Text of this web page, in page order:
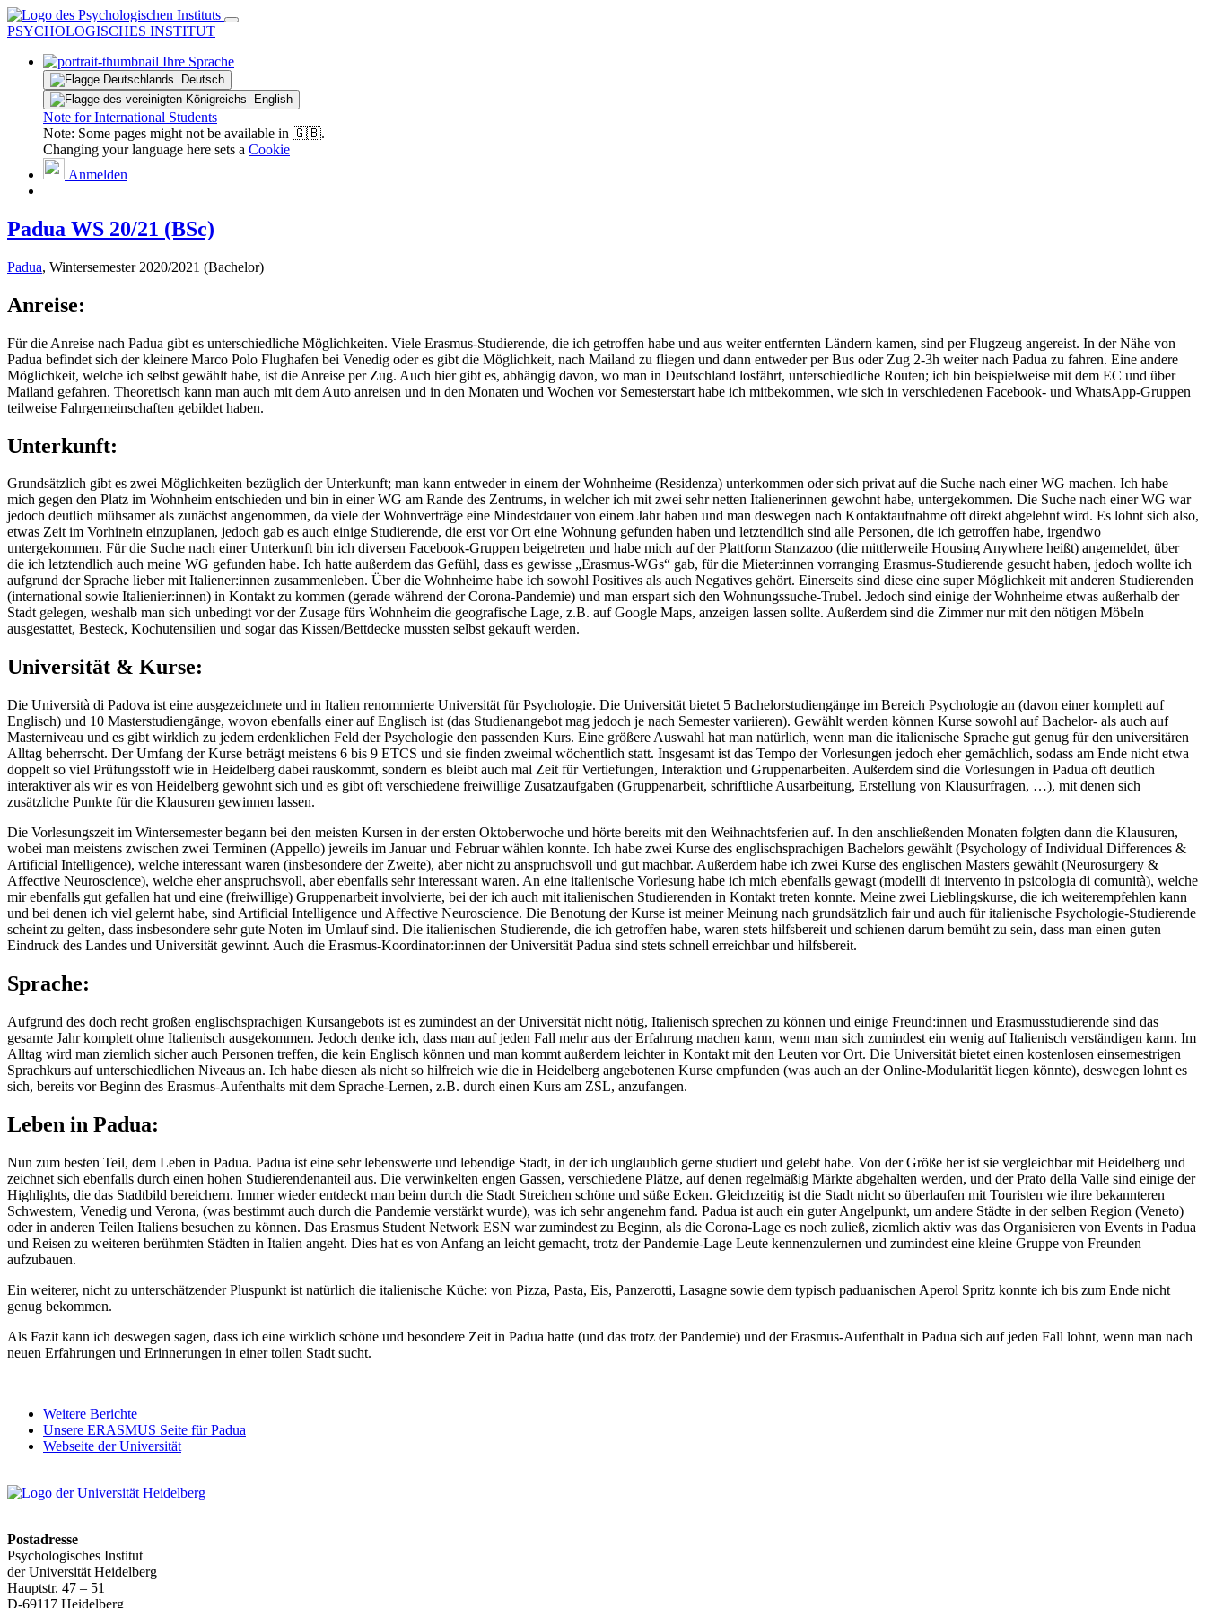
PSYCHOLOGISCHES INSTITUT
Ihre Sprache
Deutsch
English
Note for International Students
Note: Some pages might not be available in 🇬🇧.
Changing your language here sets a Cookie
Anmelden
Padua WS 20/21 (BSc)
Padua, Wintersemester 2020/2021 (Bachelor)
Anreise:
Für die Anreise nach Padua gibt es unterschiedliche Möglichkeiten. Viele Erasmus-Studierende, die ich getroffen habe und aus weiter entfernten Ländern kamen, sind per Flugzeug angereist. In der Nähe von
Padua befindet sich der kleinere Marco Polo Flughafen bei Venedig oder es gibt die Möglichkeit, nach Mailand zu fliegen und dann entweder per Bus oder Zug 2-3h weiter nach Padua zu fahren. Eine andere
Möglichkeit, welche ich selbst gewählt habe, ist die Anreise per Zug. Auch hier gibt es, abhängig davon, wo man in Deutschland losfährt, unterschiedliche Routen; ich bin beispielweise mit dem EC und über
Mailand gefahren. Theoretisch kann man auch mit dem Auto anreisen und in den Monaten und Wochen vor Semesterstart habe ich mitbekommen, wie sich in verschiedenen Facebook- und WhatsApp-Gruppen
teilweise Fahrgemeinschaften gebildet haben.
Unterkunft:
Grundsätzlich gibt es zwei Möglichkeiten bezüglich der Unterkunft; man kann entweder in einem der Wohnheime (Residenza) unterkommen oder sich privat auf die Suche nach einer WG machen. Ich habe
mich gegen den Platz im Wohnheim entschieden und bin in einer WG am Rande des Zentrums, in welcher ich mit zwei sehr netten Italienerinnen gewohnt habe, untergekommen. Die Suche nach einer WG war
jedoch deutlich mühsamer als zunächst angenommen, da viele der Wohnverträge eine Mindestdauer von einem Jahr haben und man deswegen nach Kontaktaufnahme oft direkt abgelehnt wird. Es lohnt sich also,
etwas Zeit im Vorhinein einzuplanen, jedoch gab es auch einige Studierende, die erst vor Ort eine Wohnung gefunden haben und letztendlich sind alle Personen, die ich getroffen habe, irgendwo
untergekommen. Für die Suche nach einer Unterkunft bin ich diversen Facebook-Gruppen beigetreten und habe mich auf der Plattform Stanzazoo (die mittlerweile Housing Anywhere heißt) angemeldet, über
die ich letztendlich auch meine WG gefunden habe. Ich hatte außerdem das Gefühl, dass es gewisse „Erasmus-WGs“ gab, für die Mieter:innen vorranging Erasmus-Studierende gesucht haben, jedoch wollte ich
aufgrund der Sprache lieber mit Italiener:innen zusammenleben. Über die Wohnheime habe ich sowohl Positives als auch Negatives gehört. Einerseits sind diese eine super Möglichkeit mit anderen Studierenden
(international sowie Italienier:innen) in Kontakt zu kommen (gerade während der Corona-Pandemie) und man erspart sich den Wohnungssuche-Trubel. Jedoch sind einige der Wohnheime etwas außerhalb der
Stadt gelegen, weshalb man sich unbedingt vor der Zusage fürs Wohnheim die geografische Lage, z.B. auf Google Maps, anzeigen lassen sollte. Außerdem sind die Zimmer nur mit den nötigen Möbeln
ausgestattet, Besteck, Kochutensilien und sogar das Kissen/Bettdecke mussten selbst gekauft werden.
Universität & Kurse:
Die Università di Padova ist eine ausgezeichnete und in Italien renommierte Universität für Psychologie. Die Universität bietet 5 Bachelorstudiengänge im Bereich Psychologie an (davon einer komplett auf
Englisch) und 10 Masterstudiengänge, wovon ebenfalls einer auf Englisch ist (das Studienangebot mag jedoch je nach Semester variieren). Gewählt werden können Kurse sowohl auf Bachelor- als auch auf
Masterniveau und es gibt wirklich zu jedem erdenklichen Feld der Psychologie den passenden Kurs. Eine größere Auswahl hat man natürlich, wenn man die italienische Sprache gut genug für den universitären
Alltag beherrscht. Der Umfang der Kurse beträgt meistens 6 bis 9 ETCS und sie finden zweimal wöchentlich statt. Insgesamt ist das Tempo der Vorlesungen jedoch eher gemächlich, sodass am Ende nicht etwa
doppelt so viel Prüfungsstoff wie in Heidelberg dabei rauskommt, sondern es bleibt auch mal Zeit für Vertiefungen, Interaktion und Gruppenarbeiten. Außerdem sind die Vorlesungen in Padua oft deutlich
interaktiver als wir es von Heidelberg gewohnt sich und es gibt oft verschiedene freiwillige Zusatzaufgaben (Gruppenarbeit, schriftliche Ausarbeitung, Erstellung von Klausurfragen, …), mit denen sich
zusätzliche Punkte für die Klausuren gewinnen lassen.
Die Vorlesungszeit im Wintersemester begann bei den meisten Kursen in der ersten Oktoberwoche und hörte bereits mit den Weihnachtsferien auf. In den anschließenden Monaten folgten dann die Klausuren,
wobei man meistens zwischen zwei Terminen (Appello) jeweils im Januar und Februar wählen konnte. Ich habe zwei Kurse des englischsprachigen Bachelors gewählt (Psychology of Individual Differences &
Artificial Intelligence), welche interessant waren (insbesondere der Zweite), aber nicht zu anspruchsvoll und gut machbar. Außerdem habe ich zwei Kurse des englischen Masters gewählt (Neurosurgery &
Affective Neuroscience), welche eher anspruchsvoll, aber ebenfalls sehr interessant waren. An eine italienische Vorlesung habe ich mich ebenfalls gewagt (modelli di intervento in psicologia di comunità), welche
mir ebenfalls gut gefallen hat und eine (freiwillige) Gruppenarbeit involvierte, bei der ich auch mit italienischen Studierenden in Kontakt treten konnte. Meine zwei Lieblingskurse, die ich weiterempfehlen kann
und bei denen ich viel gelernt habe, sind Artificial Intelligence und Affective Neuroscience. Die Benotung der Kurse ist meiner Meinung nach grundsätzlich fair und auch für italienische Psychologie-Studierende
scheint zu gelten, dass insbesondere sehr gute Noten im Umlauf sind. Die italienischen Studierende, die ich getroffen habe, waren stets hilfsbereit und schienen darum bemüht zu sein, dass man einen guten
Eindruck des Landes und Universität gewinnt. Auch die Erasmus-Koordinator:innen der Universität Padua sind stets schnell erreichbar und hilfsbereit.
Sprache:
Aufgrund des doch recht großen englischsprachigen Kursangebots ist es zumindest an der Universität nicht nötig, Italienisch sprechen zu können und einige Freund:innen und Erasmusstudierende sind das
gesamte Jahr komplett ohne Italienisch ausgekommen. Jedoch denke ich, dass man auf jeden Fall mehr aus der Erfahrung machen kann, wenn man sich zumindest ein wenig auf Italienisch verständigen kann. Im
Alltag wird man ziemlich sicher auch Personen treffen, die kein Englisch können und man kommt außerdem leichter in Kontakt mit den Leuten vor Ort. Die Universität bietet einen kostenlosen einsemestrigen
Sprachkurs auf unterschiedlichen Niveaus an. Ich habe diesen als nicht so hilfreich wie die in Heidelberg angebotenen Kurse empfunden (was auch an der Online-Modularität liegen könnte), deswegen lohnt es
sich, bereits vor Beginn des Erasmus-Aufenthalts mit dem Sprache-Lernen, z.B. durch einen Kurs am ZSL, anzufangen.
Leben in Padua:
Nun zum besten Teil, dem Leben in Padua. Padua ist eine sehr lebenswerte und lebendige Stadt, in der ich unglaublich gerne studiert und gelebt habe. Von der Größe her ist sie vergleichbar mit Heidelberg und
zeichnet sich ebenfalls durch einen hohen Studierendenanteil aus. Die verwinkelten engen Gassen, verschiedene Plätze, auf denen regelmäßig Märkte abgehalten werden, und der Prato della Valle sind einige der
Highlights, die das Stadtbild bereichern. Immer wieder entdeckt man beim durch die Stadt Streichen schöne und süße Ecken. Gleichzeitig ist die Stadt nicht so überlaufen mit Touristen wie ihre bekannteren
Schwestern, Venedig und Verona, (was bestimmt auch durch die Pandemie verstärkt wurde), was ich sehr angenehm fand. Padua ist auch ein guter Angelpunkt, um andere Städte in der selben Region (Veneto)
oder in anderen Teilen Italiens besuchen zu können. Das Erasmus Student Network ESN war zumindest zu Beginn, als die Corona-Lage es noch zuließ, ziemlich aktiv was das Organisieren von Events in Padua
und Reisen zu weiteren berühmten Städten in Italien angeht. Dies hat es von Anfang an leicht gemacht, trotz der Pandemie-Lage Leute kennenzulernen und zumindest eine kleine Gruppe von Freunden
aufzubauen.
Ein weiterer, nicht zu unterschätzender Pluspunkt ist natürlich die italienische Küche: von Pizza, Pasta, Eis, Panzerotti, Lasagne sowie dem typisch paduanischen Aperol Spritz konnte ich bis zum Ende nicht
genug bekommen.
Als Fazit kann ich deswegen sagen, dass ich eine wirklich schöne und besondere Zeit in Padua hatte (und das trotz der Pandemie) und der Erasmus-Aufenthalt in Padua sich auf jeden Fall lohnt, wenn man nach
neuen Erfahrungen und Erinnerungen in einer tollen Stadt sucht.
Weitere Berichte
Unsere ERASMUS Seite für Padua
Webseite der Universität
Postadresse
Psychologisches Institut
der Universität Heidelberg
Hauptstr. 47 – 51
D-69117 Heidelberg